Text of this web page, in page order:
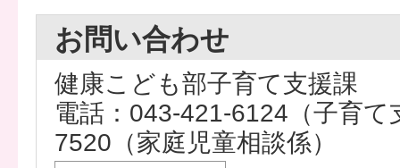
お問い合わせ
健康こども部子育て支援課
電話：043-421-6124（子育
7520（家庭児童相談係）